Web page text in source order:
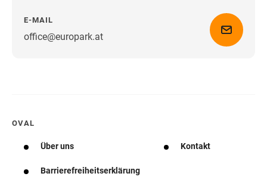
E-MAIL
office@europark.atWegbeschreibung erhalten
OVAL
Über uns Kontakt
Barrierefreiheitserklärung